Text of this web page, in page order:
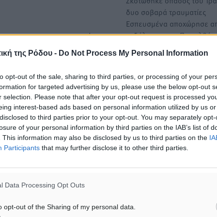
της Ρόδου - Do Not Process My Personal Information
opt-out of the sale, sharing to third parties, or processing of your
for targeted advertising by us, please use the below opt-out
selection. Please note that after your opt-out request is processed
interest-based ads based on personal information utilized by us
to third parties prior to your opt-out. You may separately
of your personal information by third parties on the IAB’s list of
This information may also be disclosed by us to third parties on the
Participants that may further disclose it to other third parties.
Data Processing Opt Outs
opt-out of the Sharing of my personal data.
στο περιστατικό και
όταν είδα έναν άνδρα
του τον οποίο
με πολιτικά
νομίζω ότι
μετά έτρεξα στη
ασθενοφόρα και
and the responsible had a
δυο σοβαρά τραυματίες
Εσπευσμένα αποχώρησε
εκδήλωση στην
τρομοκρατική επίθεση στο
Παγκόσμια θλίψη έχει
η τρομοκρατική επίθεση με
τουλάχιστον 12 νεκρούς